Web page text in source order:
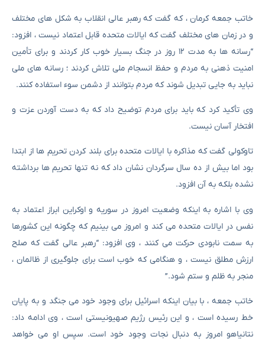
خاتب جمعه کرمان ، که گفت که رهبر عالی انقلاب به شکل های مختلف
و در زمان های مختلف گفت که ایالات متحده قابل اعتماد نیست ، افزود:
“رسانه ها به مدت ۱۲ روز در جنگ بسیار خوب کار کردند و برای تأمین
امنیت ذهنی به مردم و حفظ انسجام ملی تلاش کردند ؛ رسانه های ملی
نباید به جایی تبدیل شوند که مردم بتوانند از دشمن سوء استفاده کنند.
وی تأکید کرد که باید برای مردم توضیح داد که به دست آوردن عزت و
افتخار آسان نیست.
تاوکولی گفت که مذاکره با ایالات متحده برای بلند کردن تحریم ها از ابتدا
بود اما بیش از ده سال سرگردان نشان داد که نه تنها تحریم ها برداشته
نشده بلکه به آن افزود.
وی با اشاره به اینکه وضعیت امروز در سوریه و اوکراین ابراز اعتماد به
نفس در ایالات متحده می کند و امروز می بینیم که چگونه این کشورها
به سمت نابودی حرکت می کنند ، وی افزود: “رهبر عالی گفت که صلح
ارزش مطلق نیست ، و هنگامی که خوب است برای جلوگیری از ظالمان ،
منجر به ظلم و ستم شود.”
خاتب جمعه ، با بیان اینکه اسرائیل برای وجود خود می جنگد و به پایان
خط رسیده است ، و این رئیس رژیم صهیونیستی است ، وی ادامه داد:
نتانیاهو امروز به دنبال نجات وجود خود است. سپس او می خواهد